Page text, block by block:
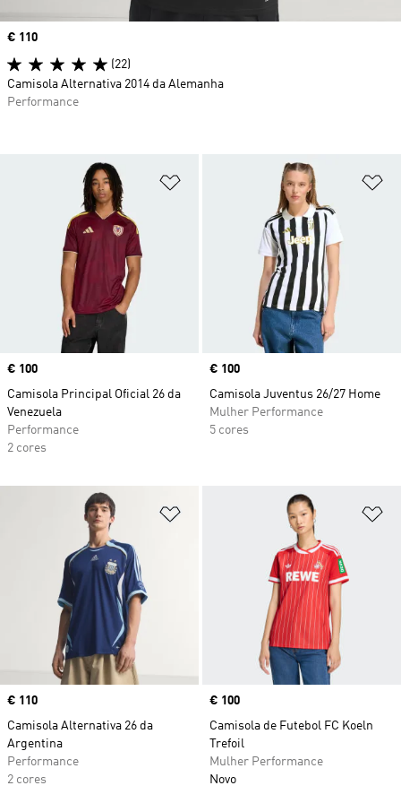
Adicionar à Lista de Desejos
Price
€ 100
Camisola Principal Oficial 26 da
Venezuela
Performance
2 cores
Price
€ 100
Camisola Juventus 26/27 Home
Mulher Performance
5 cores
Adicionar à Lista de Desejos
Price
€ 110
Camisola Alternativa 26 da
Argentina
Performance
2 cores
Price
€ 100
Camisola de Futebol FC Koeln
Trefoil
Mulher Performance
Novo
Price
€ 110
(22)
Camisola Alternativa 2014 da Alemanha
Performance